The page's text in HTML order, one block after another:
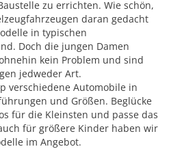
zu errichten. Wie schön,
daran gedacht
in typischen
Doch die jungen Damen
kein Problem und sind
jedweder Art.
verschiedene Automobile in
und Größen. Beglücke
für die Kleinsten und passe das
für größere Kinder haben wir
im Angebot.